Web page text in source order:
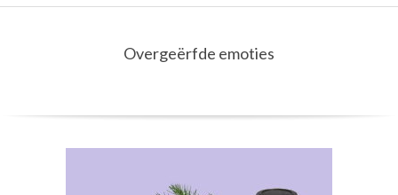
Menu
Overgeërfde emoties